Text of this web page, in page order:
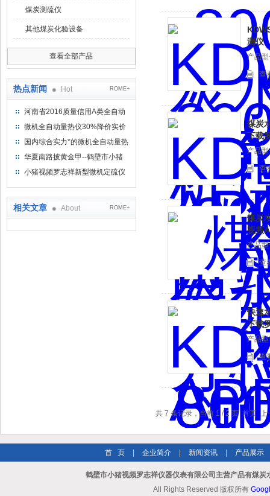
煤炭测硫仪
其他煤炭化验设备
查看全部产品
热点新闻 Hot ROME+
河南省2016质量信用A类全自动
量热仪
微机全自动量热仪30%降价实价
出售
国内综合实力*的微机全自动量热
仪制造企业
华夏南路披黄金甲--鹤壁市小猪
视频罗志祥仪器仪表有限公司
小猪视频罗志祥新型微机定硫仪
相关文章 About ROME+
测仪
产品型号
查
煤炭
下载
产品型
查
煤炭
视频
产品型号
查
快速
下载
产品型
查
共 7 条记录，当前 1 / 2 页 首页
首 页 企业简介 新闻资讯 产品展示
鹤壁市小猪视频罗志祥仪器仪表有限公司主营产品有煤
All Rights Reserved 版权所有